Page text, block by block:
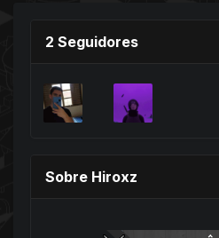
2 Seguidores
Sobre Hiroxz